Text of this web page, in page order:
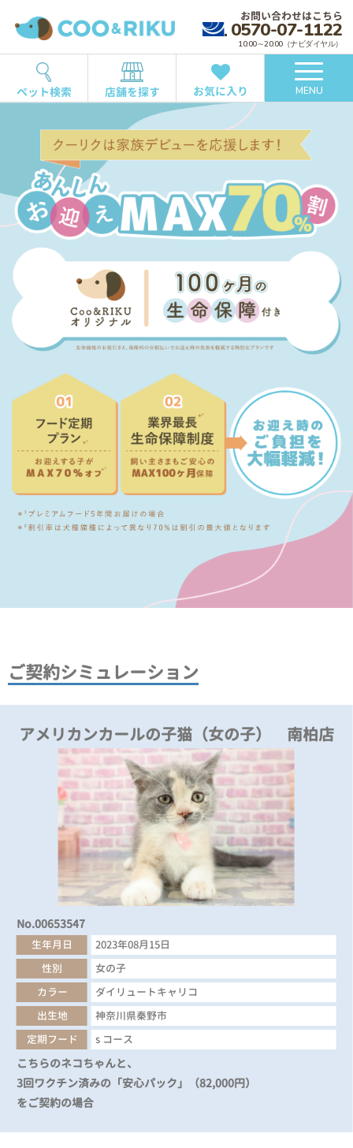
お問い合わせはこちら
0570-07-1122
10:00～20:00（ナビダイヤル）
ペット検索 店舗を探す お気に入り MENU
ご契約シミュレーション
アメリカンカールの子猫（女の子） 南柏店
No.00653547
生年月日
2023年08月15日
性別
女の子
カラー
ダイリュートキャリコ
出生地
神奈川県秦野市
定期フード
s コース
こちらのネコちゃんと、
3回ワクチン済みの「安心パック」（82,000円）
をご契約の場合